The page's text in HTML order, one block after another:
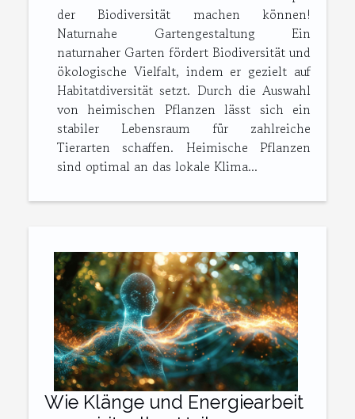
der Biodiversität machen können!
Naturnahe Gartengestaltung Ein
naturnaher Garten fördert Biodiversität und
ökologische Vielfalt, indem er gezielt auf
Habitatdiversität setzt. Durch die Auswahl
von heimischen Pflanzen lässt sich ein
stabiler Lebensraum für zahlreiche
Tierarten schaffen. Heimische Pflanzen
sind optimal an das lokale Klima...
Wie Klänge und Energiearbeit